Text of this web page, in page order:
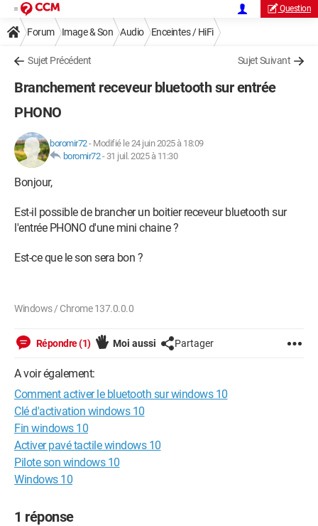
Question
Forum Image & Son Audio Enceintes / HiFi
Sujet Précédent Sujet Suivant
Branchement receveur bluetooth sur entrée
PHONO
boromir72- Modifié le 24 juin 2025 à 18:09
boromir72- 31 juil. 2025 à 11:30
Bonjour,
Est-il possible de brancher un boitier receveur bluetooth sur
l'entrée PHONO d'une mini chaine ?
Est-ce que le son sera bon ?
Windows / Chrome 137.0.0.0
Répondre (1) Moi aussi Partager
A voir également:
Comment activer le bluetooth sur windows 10
Clé d'activation windows 10
Fin windows 10
Activer pavé tactile windows 10
Pilote son windows 10
Windows 10
1 réponse